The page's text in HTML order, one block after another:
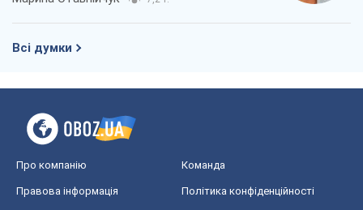
Всі думки
Про компанію Команда
Правова інформація Політика конфіденційності